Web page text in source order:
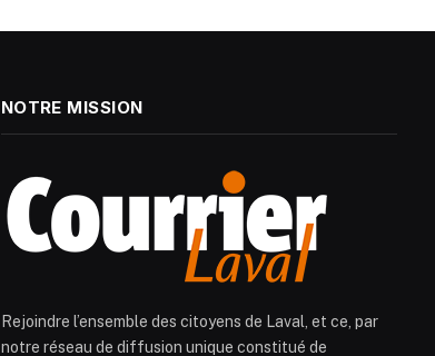
NOTRE MISSION
Rejoindre l’ensemble des citoyens de Laval, et ce, par
notre réseau de diffusion unique constitué de